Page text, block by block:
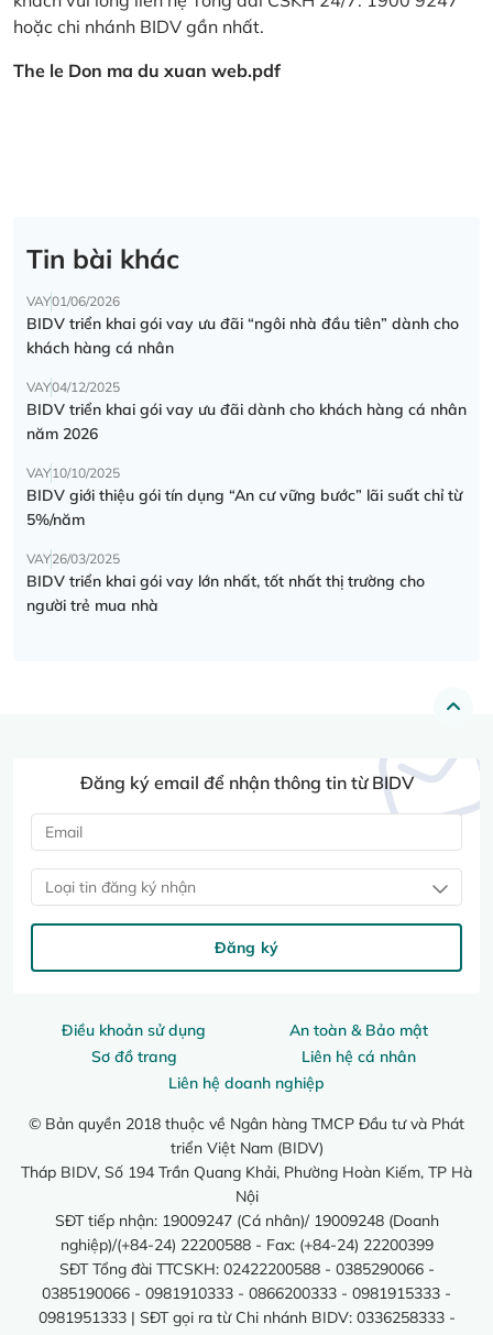
hoặc chi nhánh BIDV gần nhất.
The le Don ma du xuan web.pdf
Tin bài khác
VAY01/06/2026
BIDV triển khai gói vay ưu đãi “ngôi nhà đầu tiên” dành cho
khách hàng cá nhân
VAY04/12/2025
BIDV triển khai gói vay ưu đãi dành cho khách hàng cá nhân
năm 2026
VAY10/10/2025
BIDV giới thiệu gói tín dụng “An cư vững bước” lãi suất chỉ từ
5%/năm
VAY26/03/2025
BIDV triển khai gói vay lớn nhất, tốt nhất thị trường cho
người trẻ mua nhà
Điều khoản sử dụng
An toàn & Bảo mật
Sơ đồ trang
Liên hệ cá nhân
Liên hệ doanh nghiệp
© Bản quyền 2018 thuộc về Ngân hàng TMCP Đầu tư và Phát
triển Việt Nam (BIDV)
Tháp BIDV, Số 194 Trần Quang Khải, Phường Hoàn Kiếm, TP Hà
Nội
SĐT tiếp nhận: 19009247 (Cá nhân)/ 19009248 (Doanh
nghiệp)/(+84-24) 22200588 - Fax: (+84-24) 22200399
SĐT Tổng đài TTCSKH: 02422200588 - 0385290066 -
0385190066 - 0981910333 - 0866200333 - 0981915333 -
0981951333 | SĐT gọi ra từ Chi nhánh BIDV: 0336258333 -
Đăng ký email để nhận thông tin từ BIDV
Loại tin đăng ký nhận
Đăng ký